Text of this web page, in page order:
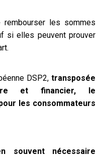
les sommes
si elles peuvent prouver
DSP2, transposée
et financier, le
les consommateurs
souvent nécessaire